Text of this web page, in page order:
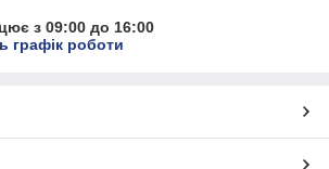
з 09:00 до 16:00
графік роботи